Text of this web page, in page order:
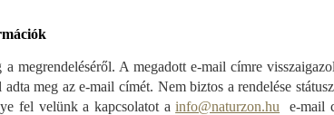
megrendeléséről. A megadott e-mail címre
meg az e-mail címét. Nem biztos a rendelése
fel velünk a kapcsolatot ainfo@naturzon.hu e-mail